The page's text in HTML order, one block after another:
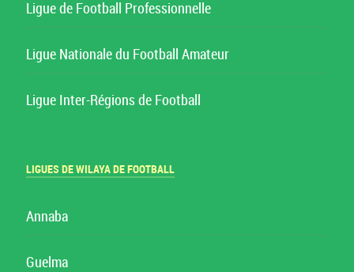
Ligue de Football Professionnelle
Ligue Nationale du Football Amateur
Ligue Inter-Régions de Football
LIGUES DE WILAYA DE FOOTBALL
Annaba
Guelma